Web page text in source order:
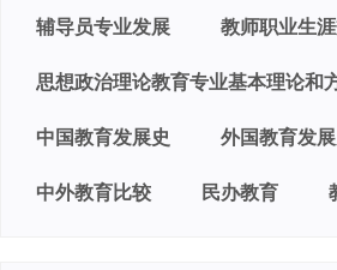
辅导员专业发展 教师职业生
思想政治理论教育专业基本理论和
中国教育发展史 外国教育发
中外教育比较 民办教育